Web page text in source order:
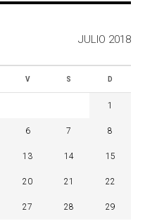
JULIO 2018
V S D
1
6 7 8
13 14 15
20 21 22
27 28 29